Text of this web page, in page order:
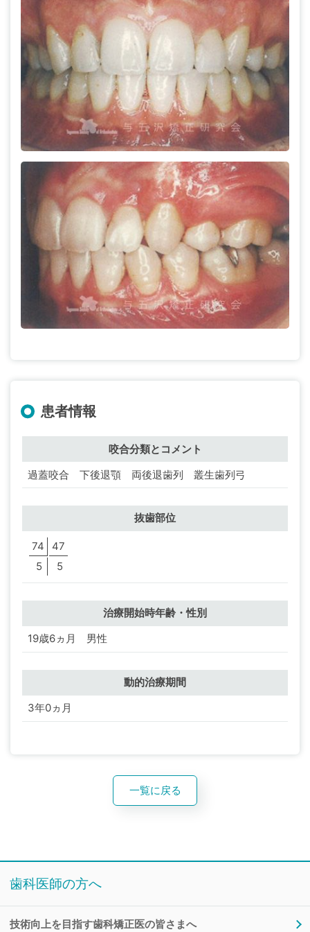
治療前 Before Treatment
Ⅱ級２類の過蓋咬合、上下顎とも叢生は顕著で、顎と歯牙
サイズとの間でdiscrepancyが大きい症例。
上下顎の前後的ズレが大きい、口唇は引き締まってい
る。
上顎４前歯は下顎前歯を深く被うように舌側方向へ押し
付けられている。
治療方針としては、年齢的に発育の利用はできず、またⅡ
級の状態が強く叢生も著しいことから上記抜歯をおこな
い、ヘッドギアを用いて上顎第一大臼歯の遠心移動をお
顔貌
患者情報
咬合分類とコメント
過蓋咬合 下後退顎 両後退歯列 叢生歯列弓
抜歯部位
74
47
5
5
治療開始時年齢・性別
19歳6ヵ月 男性
動的治療期間
3年0ヵ月
一覧に戻る
歯科医師の方へ
技術向上を目指す歯科矯正医の皆さまへ